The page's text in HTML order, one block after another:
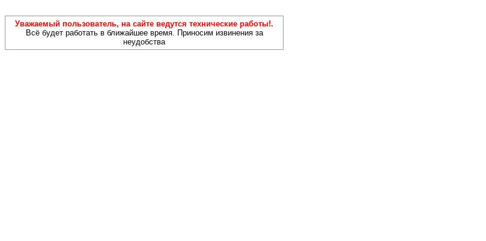
Уважаемый пользователь, на сайте ведутся технические работы!.
Всё будет работать в ближайшее время. Приносим извинения за
неудобства